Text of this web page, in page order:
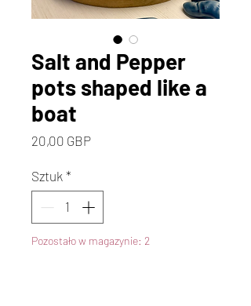
Salt and Pepper
pots shaped like a
boat
20,00 GBPCena
Sztuk *
Pozostało w magazynie: 2